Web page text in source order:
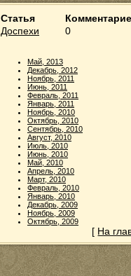
Статья
Доспехи
0
Май, 2013
Декабрь, 2012
Ноябрь, 2011
Июнь, 2011
Февраль, 2011
Январь, 2011
Ноябрь, 2010
Октябрь, 2010
Сентябрь, 2010
Август, 2010
Июль, 2010
Июнь, 2010
Май, 2010
Апрель, 2010
Март, 2010
Февраль, 2010
Январь, 2010
Декабрь, 2009
Ноябрь, 2009
Октябрь, 2009
[ На